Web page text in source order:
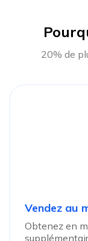
20% de
Vendez au
Obtenez en